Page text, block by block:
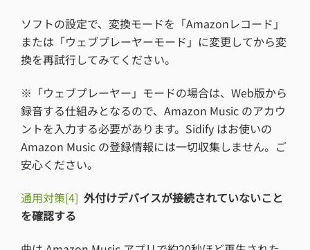
ソフトの設定で、変換モードを「Amazonレコード」
または「ウェブプレーヤーモード」に変更してから変
換を再試行してみてください。
※「ウェブプレーヤー」モードの場合は、Web版から
録音する仕組みとなるので、Amazon Music のアカウ
ントを入力する必要があります。Sidify はお使いの
Amazon Music の登録情報には一切収集しません。ご
安心ください。
通用対策[4] 外付けデバイスが接続されていないこと
を確認する